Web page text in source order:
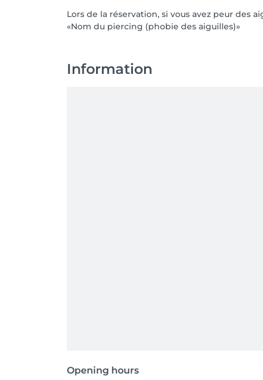
Lors de la réservation, si vous avez peur des
«Nom du piercing (phobie des aiguilles)»
Information
Opening hours